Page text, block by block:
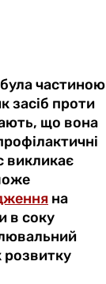
частиною
засіб проти
що вона
викликає
на
в соку
розвитку